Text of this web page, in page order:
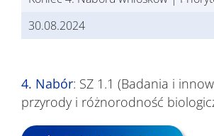
30.08.2024
4. Nabór: SZ 1.1 (Badania i
przyrody i różnorodność